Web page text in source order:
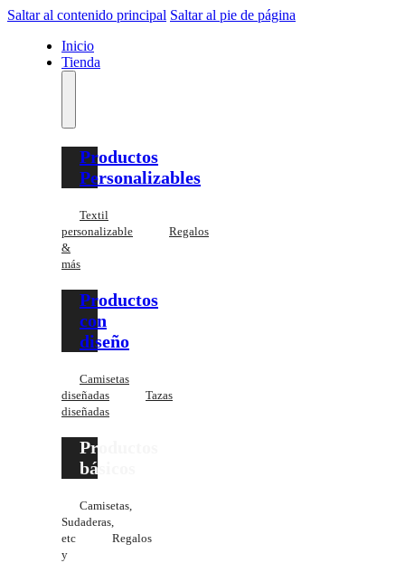
Saltar al contenido principal Saltar al pie de página
Inicio
Tienda
Productos
Personalizables
Textil
personalizable
Regalos
&
más
Productos
con
diseño
Camisetas
diseñadas
Tazas
diseñadas
Productos
básicos
Camisetas,
Sudaderas,
etc
Regalos
y